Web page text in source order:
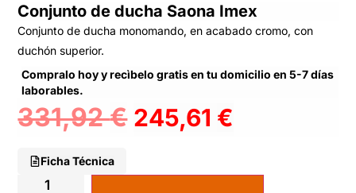
Conjunto de ducha Saona Imex
Conjunto de ducha monomando, en acabado cromo, con
duchón superior.
Compralo hoy y recìbelo gratis en tu domicilio en 5-7 días
laborables.
331,92€ 245,61 €
Ficha Técnica